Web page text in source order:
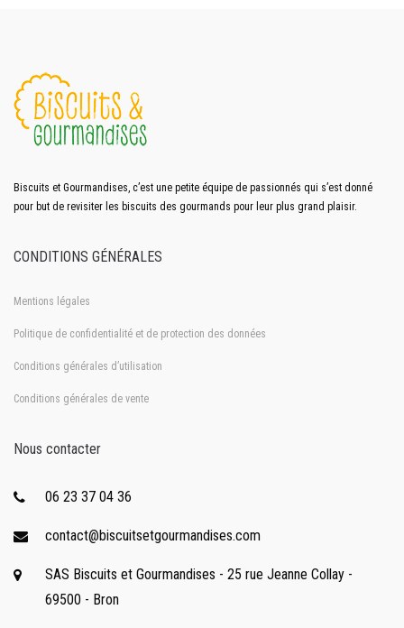
Biscuits et Gourmandises, c’est une petite équipe de passionnés qui s’est donné
pour but de revisiter les biscuits des gourmands pour leur plus grand plaisir.
CONDITIONS GÉNÉRALES
Mentions légales
Politique de confidentialité et de protection des données
Conditions générales d’utilisation
Conditions générales de vente
Nous contacter
06 23 37 04 36
contact@biscuitsetgourmandises.com
SAS Biscuits et Gourmandises - 25 rue Jeanne Collay -
69500 - Bron